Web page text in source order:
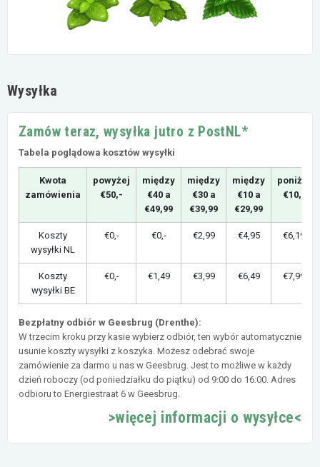
Wysyłka
Zamów teraz, wysyłka jutro z PostNL*
Tabela poglądowa kosztów wysyłki
Kwota
zamówienia
powyżej
€50,-
między
€40 a
€49,99
między
€30 a
€39,99
między
€10 a
€29,99
poniżej
€10,-
Koszty
wysyłki NL
€0,- €0,- €2,99 €4,95 €6,19
Koszty
wysyłki BE
€0,- €1,49 €3,99 €6,49 €7,99
Bezpłatny odbiór w Geesbrug (Drenthe):
W trzecim kroku przy kasie wybierz odbiór, ten wybór automatycznie
usunie koszty wysyłki z koszyka. Możesz odebrać swoje
zamówienie za darmo u nas w Geesbrug. Jest to możliwe w każdy
dzień roboczy (od poniedziałku do piątku) od 9:00 do 16:00. Adres
odbioru to Energiestraat 6 w Geesbrug.
>więcej informacji o wysyłce<